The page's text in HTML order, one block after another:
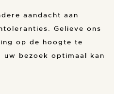
aandacht aan
Gelieve ons
op de hoogte te
bezoek optimaal kan